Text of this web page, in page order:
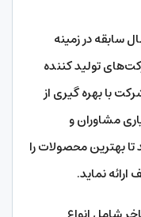
داران فاخر با بیش از 35 سال سابقه در زمینه
تولید کننده
با بهره گیری از
مشاوران و
بهترین محصولات را
ارائه نماید.